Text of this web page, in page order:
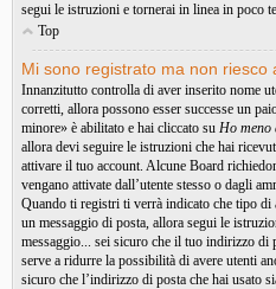
segui le istruzioni e tornerai in linea in poco
Top
Mi sono registrato ma non riesco
Innanzitutto controlla di aver inserito nome
corretti, allora possono esser successe un
minore» è abilitato e hai cliccato su Ho meno
allora devi seguire le istruzioni che hai
attivare il tuo account. Alcune Board
vengano attivate dall’utente stesso o dagli
Quando ti registri ti verrà indicato che tipo di
un messaggio di posta, allora segui le
messaggio... sei sicuro che il tuo indirizzo di
serve a ridurre la possibilità di avere utenti
sicuro che l’indirizzo di posta che hai usato